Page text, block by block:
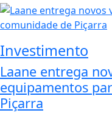
Investimento
Laane entrega
equipamentos
Piçarra